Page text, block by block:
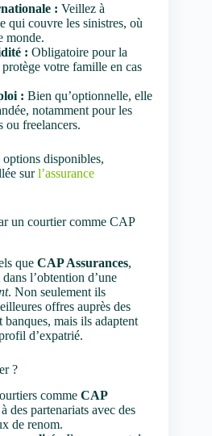
: Veillez à
qui couvre les sinistres, où
monde.
: Obligatoire pour la
votre famille en cas
: Bien qu’optionnelle, elle
notamment pour les
ou freelancers.
disponibles,
surl’assurance
un courtier comme CAP
que CAP Assurances,
l’obtention d’une
. Non seulement ils
offres auprès des
banques, mais ils adaptent
d’expatrié.
?
comme CAP
des partenariats avec des
de renom.